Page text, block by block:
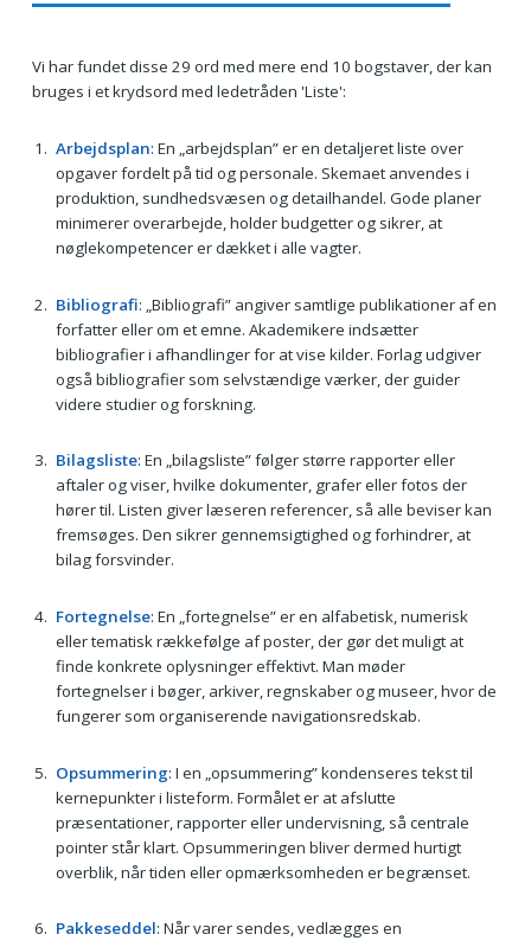
Vi har fundet disse 29 ord med mere end 10 bogstaver, der kan
bruges i et krydsord med ledetråden 'Liste':
Arbejdsplan: En „arbejdsplan” er en detaljeret liste over
opgaver fordelt på tid og personale. Skemaet anvendes i
produktion, sundhedsvæsen og detailhandel. Gode planer
minimerer overarbejde, holder budgetter og sikrer, at
nøglekompetencer er dækket i alle vagter.
Bibliografi: „Bibliografi” angiver samtlige publikationer af en
forfatter eller om et emne. Akademikere indsætter
bibliografier i afhandlinger for at vise kilder. Forlag udgiver
også bibliografier som selvstændige værker, der guider
videre studier og forskning.
Bilagsliste: En „bilagsliste” følger større rapporter eller
aftaler og viser, hvilke dokumenter, grafer eller fotos der
hører til. Listen giver læseren referencer, så alle beviser kan
fremsøges. Den sikrer gennemsigtighed og forhindrer, at
bilag forsvinder.
Fortegnelse: En „fortegnelse” er en alfabetisk, numerisk
eller tematisk rækkefølge af poster, der gør det muligt at
finde konkrete oplysninger effektivt. Man møder
fortegnelser i bøger, arkiver, regnskaber og museer, hvor de
fungerer som organiserende navigationsredskab.
Opsummering: I en „opsummering” kondenseres tekst til
kernepunkter i listeform. Formålet er at afslutte
præsentationer, rapporter eller undervisning, så centrale
pointer står klart. Opsummeringen bliver dermed hurtigt
overblik, når tiden eller opmærksomheden er begrænset.
Pakkeseddel: Når varer sendes, vedlægges en